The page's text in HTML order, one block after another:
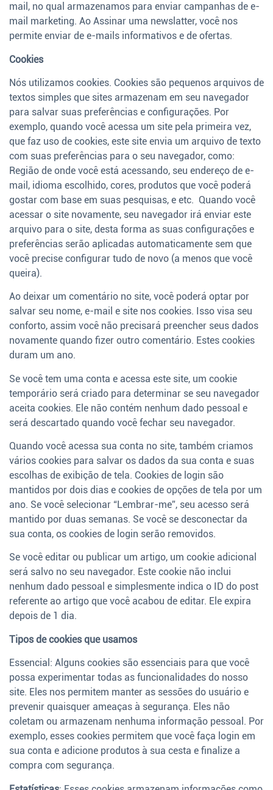
mail, no qual armazenamos para enviar campanhas de e-
mail marketing. Ao Assinar uma newslatter, você nos
permite enviar de e-mails informativos e de ofertas.
Cookies
Nós utilizamos cookies. Cookies são pequenos arquivos de
textos simples que sites armazenam em seu navegador
para salvar suas preferências e configurações. Por
exemplo, quando você acessa um site pela primeira vez,
que faz uso de cookies, este site envia um arquivo de texto
com suas preferências para o seu navegador, como:
Região de onde você está acessando, seu endereço de e-
mail, idioma escolhido, cores, produtos que você poderá
gostar com base em suas pesquisas, e etc. Quando você
acessar o site novamente, seu navegador irá enviar este
arquivo para o site, desta forma as suas configurações e
preferências serão aplicadas automaticamente sem que
você precise configurar tudo de novo (a menos que você
queira).
Ao deixar um comentário no site, você poderá optar por
salvar seu nome, e-mail e site nos cookies. Isso visa seu
conforto, assim você não precisará preencher seus dados
novamente quando fizer outro comentário. Estes cookies
duram um ano.
Se você tem uma conta e acessa este site, um cookie
temporário será criado para determinar se seu navegador
aceita cookies. Ele não contém nenhum dado pessoal e
será descartado quando você fechar seu navegador.
Quando você acessa sua conta no site, também criamos
vários cookies para salvar os dados da sua conta e suas
escolhas de exibição de tela. Cookies de login são
mantidos por dois dias e cookies de opções de tela por um
ano. Se você selecionar “Lembrar-me”, seu acesso será
mantido por duas semanas. Se você se desconectar da
sua conta, os cookies de login serão removidos.
Se você editar ou publicar um artigo, um cookie adicional
será salvo no seu navegador. Este cookie não inclui
nenhum dado pessoal e simplesmente indica o ID do post
referente ao artigo que você acabou de editar. Ele expira
depois de 1 dia.
Tipos de cookies que usamos
Essencial: Alguns cookies são essenciais para que você
possa experimentar todas as funcionalidades do nosso
site. Eles nos permitem manter as sessões do usuário e
prevenir quaisquer ameaças à segurança. Eles não
coletam ou armazenam nenhuma informação pessoal. Por
exemplo, esses cookies permitem que você faça login em
sua conta e adicione produtos à sua cesta e finalize a
compra com segurança.